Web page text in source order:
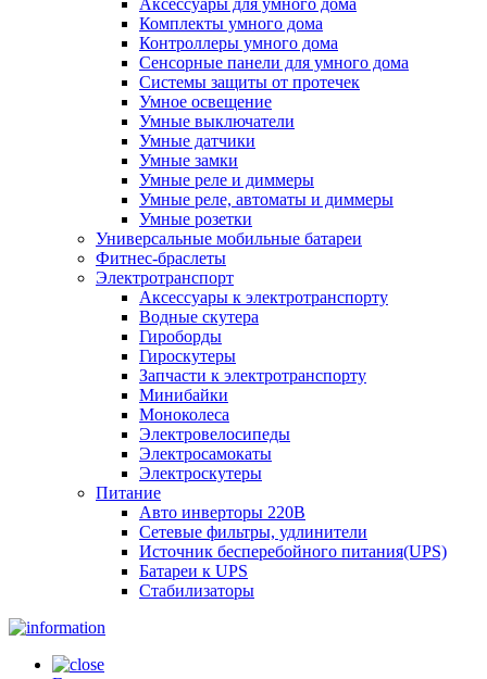
Аксессуары для умного дома
Комплекты умного дома
Контроллеры умного дома
Сенсорные панели для умного дома
Системы защиты от протечек
Умное освещение
Умные выключатели
Умные датчики
Умные замки
Умные реле и диммеры
Умные реле, автоматы и диммеры
Умные розетки
Универсальные мобильные батареи
Фитнес-браслеты
Электротранспорт
Аксессуары к электротранспорту
Водные скутера
Гироборды
Гироскутеры
Запчасти к электротранспорту
Минибайки
Моноколеса
Электровелосипеды
Электросамокаты
Электроскутеры
Питание
Авто инверторы 220В
Сетевые фильтры, удлинители
Источник бесперебойного питания(UPS)
Батареи к UPS
Стабилизаторы